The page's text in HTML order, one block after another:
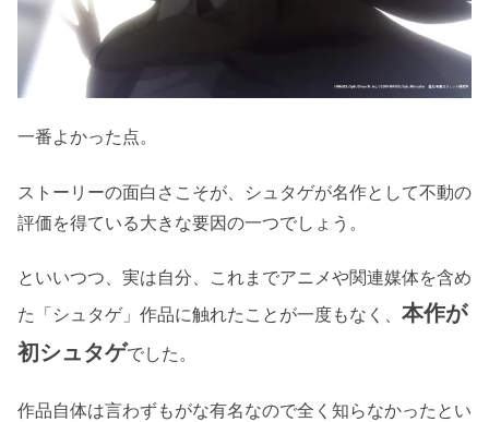
一番よかった点。
ストーリーの面白さこそが、シュタゲが名作として不動の
評価を得ている大きな要因の一つでしょう。
といいつつ、実は自分、これまでアニメや関連媒体を含め
た「シュタゲ」作品に触れたことが一度もなく、 本作が
初シュタゲでした。
作品自体は言わずもがな有名なので全く知らなかったとい